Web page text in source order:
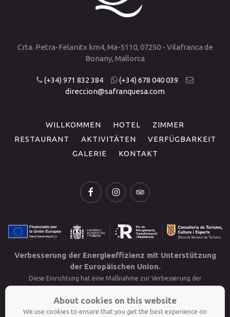
Crta. Petra-Felanitx km4, Ma-5110, 07250 - Vilafranca de
Bonany, Mallorca
(+34) 971 832 384
(+34) 678 040 039
direccion@safranquesa.com
WILLKOMMEN HOTEL
ZIMMER
RESTAURANT
AKTIVITÄTEN
VERFÜGBARKEIT
GALERIE
KONTAKT
Verbesserung der Energieeffizienz mit Unterstützung
der Europäischen Union.
Diese Einrichtung hat eine Maßnahme zur Verbesserung der
aerothermischen Anlagen mit einer Gesamtleistung von 45 kWt und einer
Photovoltaikanlage mit 84,24 kWp. Diese Maßnahme wurde mit
About cookies on this website
We use cookies to ensure that you get the best experience on